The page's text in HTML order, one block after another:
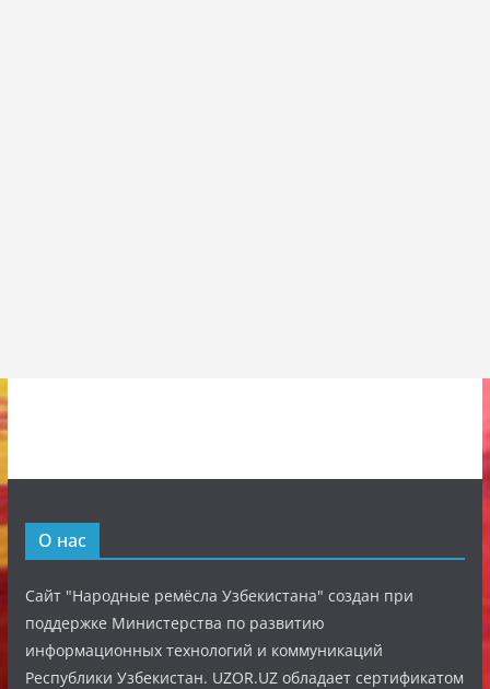
О нас
Сайт "Народные ремёсла Узбекистана" создан при
поддержке Министерства по развитию
информационных технологий и коммуникаций
Республики Узбекистан. UZOR.UZ обладает сертификатом